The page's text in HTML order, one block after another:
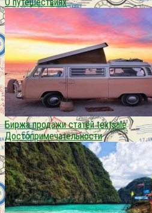
Биржа продажи статей textsale
Достопримечательности